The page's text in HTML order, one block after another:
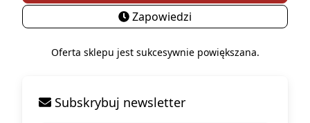
Zapowiedzi
Oferta sklepu jest sukcesywnie powiększana.
Subskrybuj newsletter